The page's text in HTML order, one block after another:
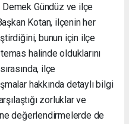
Demek Gündüz ve ilçe
Kotan, ilçenin her
bunun için ilçe
halinde olduklarını
ilçe
hakkında detaylı bilgi
zorluklar ve
değerlendirmelerde de